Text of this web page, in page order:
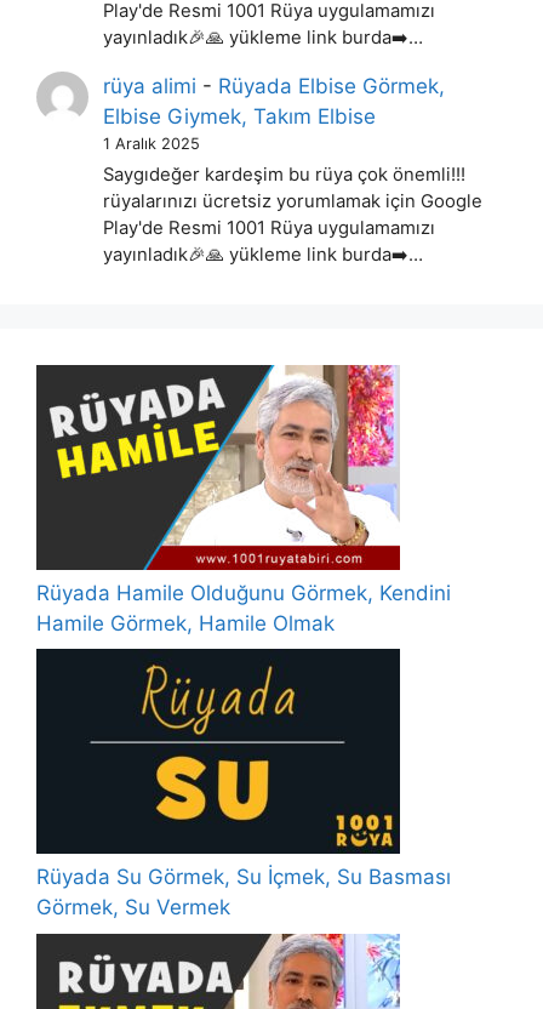
Play'de Resmi 1001 Rüya uygulamamızı
yayınladık🎉🙏 yükleme link burda➡️…
rüya alimi - Rüyada Elbise Görmek,
Elbise Giymek, Takım Elbise
1 Aralık 2025
Saygıdeğer kardeşim bu rüya çok önemli!!!
rüyalarınızı ücretsiz yorumlamak için Google
Play'de Resmi 1001 Rüya uygulamamızı
yayınladık🎉🙏 yükleme link burda➡️…
Rüyada Hamile Olduğunu Görmek, Kendini
Hamile Görmek, Hamile Olmak
Rüyada Su Görmek, Su İçmek, Su Basması
Görmek, Su Vermek